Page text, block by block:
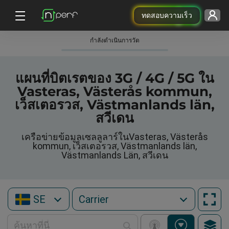
ทดสอบความเร็ว
กําลังดําเนินการวัด
แผนที่บิตเรตของ 3G / 4G / 5G ใน
Vasteras, Västerås kommun,
เว็สเตอรวส, Västmanlands län,
สวีเดน
เครือข่ายข้อมูลเซลลูลาร์ในVasteras, Västerås
kommun, เว็สเตอรวส, Västmanlands län,
Västmanlands Län, สวีเดน
SE